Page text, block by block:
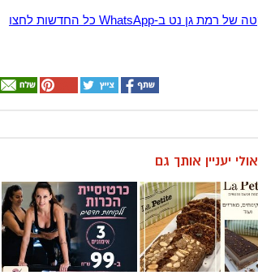
הצטרפו לקבוצת החדשות השקטה של רמת גן נט ב-WhatsApp כל החדשות לחצו
אולי יעניין אותך גם